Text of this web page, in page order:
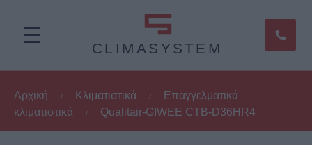
CLIMASYSTEM
Αρχική / Κλιματιστικά /
Επαγγελματικά
κλιματιστικά
/ Qualitair-GIWEE CTB-D36HR4